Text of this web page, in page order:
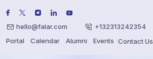
hello@falar.com
+132313242354
Portal
Calendar Alumni Events Contact Us